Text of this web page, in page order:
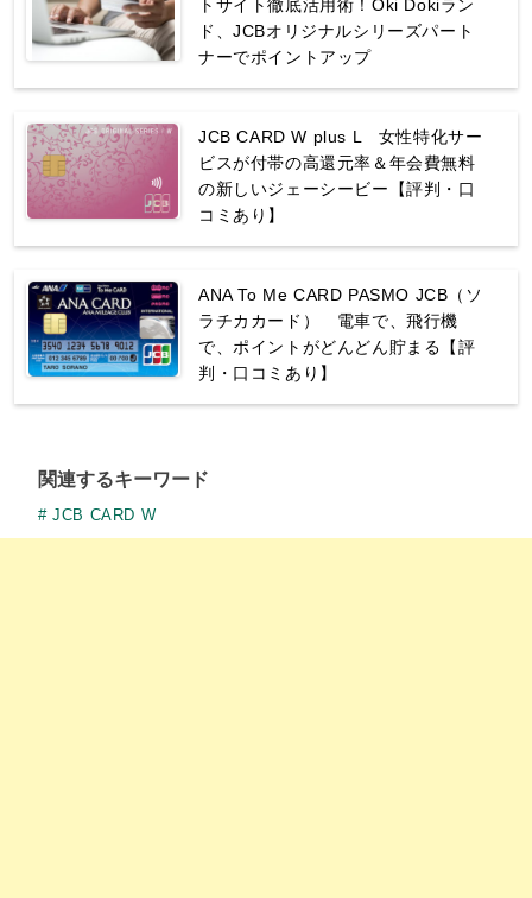
トサイト徹底活用術！Oki Dokiラン
ド、JCBオリジナルシリーズパート
ナーでポイントアップ
JCB CARD W plus L 女性特化サー
ビスが付帯の高還元率＆年会費無料
の新しいジェーシービー【評判・口
コミあり】
ANA To Me CARD PASMO JCB（ソ
ラチカカード） 電車で、飛行機
で、ポイントがどんどん貯まる【評
判・口コミあり】
関連するキーワード
JCB CARD W